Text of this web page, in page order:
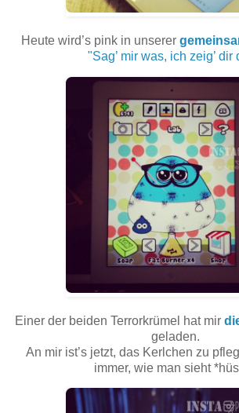
Heute wird’s pink in unserer
"Sag’ mir was, ich zeig’ dir
Einer der beiden Terrorkrümel hat mir
geladen.
An mir ist’s jetzt, das Kerlchen zu
immer, wie man sieht